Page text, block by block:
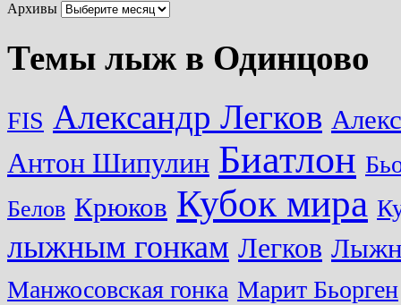
Архивы
Темы лыж в Одинцово
FIS Александр Легков
Антон Шипулин Биатлон
Белов Крюков Кубок мира
лыжным гонкам Легков
Манжосовская гонка Марит Бьорген